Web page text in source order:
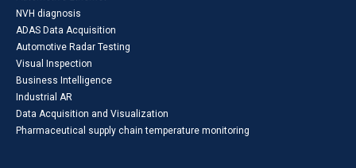
NVH diagnosis
ADAS Data Acquisition
Automotive Radar Testing
Visual Inspection
Business Intelligence
Industrial AR
Data Acquisition and Visualization
Pharmaceutical supply chain temperature monitoring